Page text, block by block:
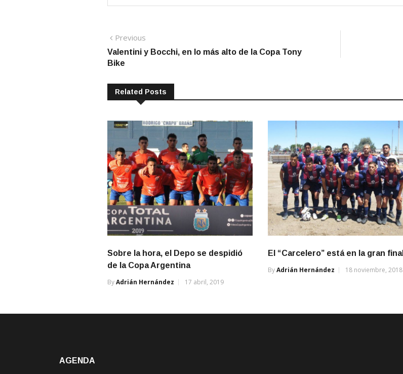
Navegación
de
Previous
post:
Valentini y Bocchi, en lo más alto de la Copa Tony
Bike
Related Posts
Sobre la hora, el Depo se despidió
de la Copa Argentina
ByAdrián Hernández 17 abril, 2019
El “Carcelero” está en la gran final
ByAdrián Hernández 18 noviembre, 2018
AGENDA